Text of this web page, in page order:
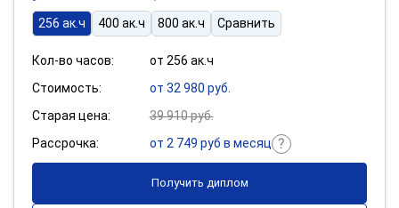
256 ак.ч 400 ак.ч 800 ак.ч Сравнить
Кол-во часов:
от 256 ак.ч
Стоимость:
от 32 980 руб.
Старая цена:
39 910 руб.
Рассрочка:
от 2 749 руб в месяц
Получить диплом